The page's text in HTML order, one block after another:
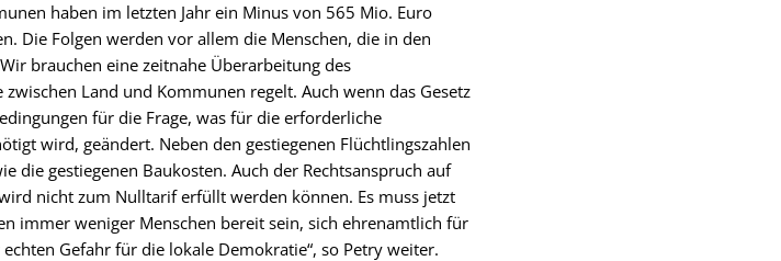
haben im letzten Jahr ein Minus von 565 Mio. Euro
Die Folgen werden vor allem die Menschen, die in den
brauchen eine zeitnahe Überarbeitung des
Land und Kommunen regelt. Auch wenn das Gesetz
für die Frage, was für die erforderliche
wird, geändert. Neben den gestiegenen Flüchtlingszahlen
die gestiegenen Baukosten. Auch der Rechtsanspruch auf
nicht zum Nulltarif erfüllt werden können. Es muss jetzt
immer weniger Menschen bereit sein, sich ehrenamtlich für
Gefahr für die lokale Demokratie“, so Petry weiter.